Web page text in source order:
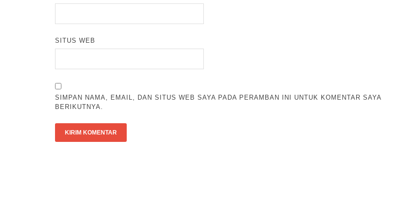
SITUS WEB
SIMPAN NAMA, EMAIL, DAN SITUS WEB SAYA PADA PERAMBAN INI UNTUK KOMENTAR SAYA
BERIKUTNYA.